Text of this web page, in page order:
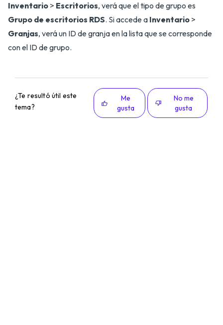
Inventario > Escritorios, verá que el tipo de grupo es
Grupo de escritorios RDS. Si accede a Inventario >
Granjas, verá un ID de granja en la lista que se corresponde
con el ID de grupo.
¿Te resultó útil este
tema?
Me
gusta
No me
gusta